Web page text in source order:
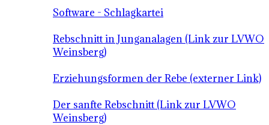
Software - Schlagkartei
Rebschnitt in Junganalagen (Link zur LVWO
Weinsberg)
Erziehungsformen der Rebe (externer Link)
Der sanfte Rebschnitt (Link zur LVWO
Weinsberg)